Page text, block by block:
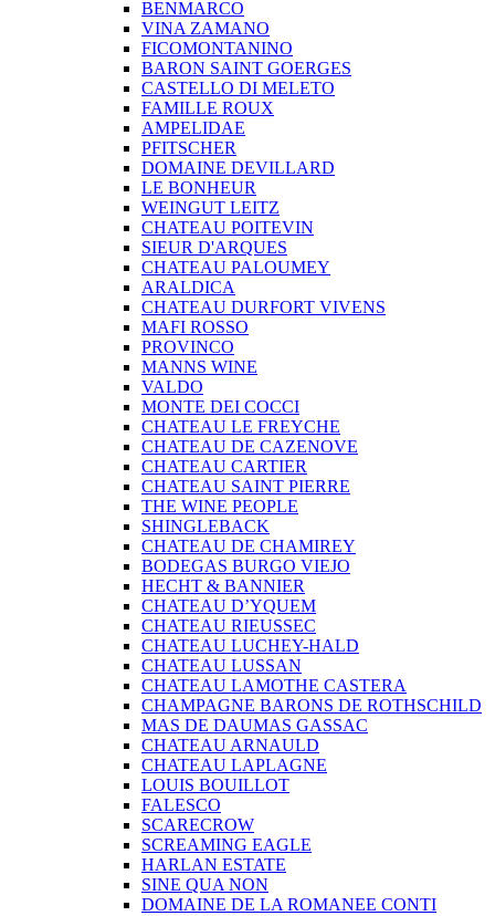
BENMARCO
VINA ZAMANO
FICOMONTANINO
BARON SAINT GOERGES
CASTELLO DI MELETO
FAMILLE ROUX
AMPELIDAE
PFITSCHER
DOMAINE DEVILLARD
LE BONHEUR
WEINGUT LEITZ
CHATEAU POITEVIN
SIEUR D'ARQUES
CHATEAU PALOUMEY
ARALDICA
CHATEAU DURFORT VIVENS
MAFI ROSSO
PROVINCO
MANNS WINE
VALDO
MONTE DEI COCCI
CHATEAU LE FREYCHE
CHATEAU DE CAZENOVE
CHATEAU CARTIER
CHATEAU SAINT PIERRE
THE WINE PEOPLE
SHINGLEBACK
CHATEAU DE CHAMIREY
BODEGAS BURGO VIEJO
HECHT & BANNIER
CHATEAU D’YQUEM
CHATEAU RIEUSSEC
CHATEAU LUCHEY-HALD
CHATEAU LUSSAN
CHATEAU LAMOTHE CASTERA
CHAMPAGNE BARONS DE ROTHSCHILD
MAS DE DAUMAS GASSAC
CHATEAU ARNAULD
CHATEAU LAPLAGNE
LOUIS BOUILLOT
FALESCO
SCARECROW
SCREAMING EAGLE
HARLAN ESTATE
SINE QUA NON
DOMAINE DE LA ROMANEE CONTI